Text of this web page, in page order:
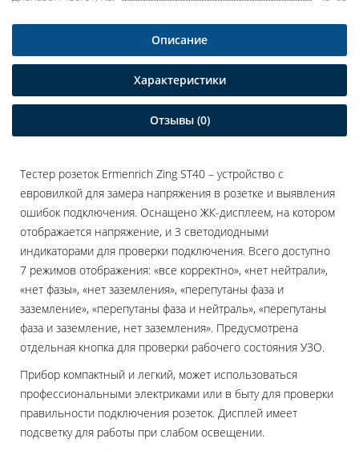
Описание
Характеристики
Отзывы (0)
Тестер розеток Ermenrich Zing ST40 – устройство с
евровилкой для замера напряжения в розетке и выявления
ошибок подключения. Оснащено ЖК-дисплеем, на котором
отображается напряжение, и 3 светодиодными
индикаторами для проверки подключения. Всего доступно
7 режимов отображения: «все корректно», «нет нейтрали»,
«нет фазы», «нет заземления», «перепутаны фаза и
заземление», «перепутаны фаза и нейтраль», «перепутаны
фаза и заземление, нет заземления». Предусмотрена
отдельная кнопка для проверки рабочего состояния УЗО.
Прибор компактный и легкий, может использоваться
профессиональными электриками или в быту для проверки
правильности подключения розеток. Дисплей имеет
подсветку для работы при слабом освещении.